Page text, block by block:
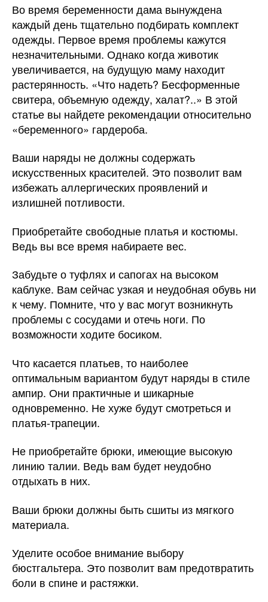
Во время беременности дама вынуждена
каждый день тщательно подбирать комплект
одежды. Первое время проблемы кажутся
незначительными. Однако когда животик
увеличивается, на будущую маму находит
растерянность. «Что надеть? Бесформенные
свитера, объемную одежду, халат?..» В этой
статье вы найдете рекомендации относительно
«беременного» гардероба.
Ваши наряды не должны содержать
искусственных красителей. Это позволит вам
избежать аллергических проявлений и
излишней потливости.
Приобретайте свободные платья и костюмы.
Ведь вы все время набираете вес.
Забудьте о туфлях и сапогах на высоком
каблуке. Вам сейчас узкая и неудобная обувь ни
к чему. Помните, что у вас могут возникнуть
проблемы с сосудами и отечь ноги. По
возможности ходите босиком.
Что касается платьев, то наиболее
оптимальным вариантом будут наряды в стиле
ампир. Они практичные и шикарные
одновременно. Не хуже будут смотреться и
платья-трапеции.
Не приобретайте брюки, имеющие высокую
линию талии. Ведь вам будет неудобно
отдыхать в них.
Ваши брюки должны быть сшиты из мягкого
материала.
Уделите особое внимание выбору
бюстгальтера. Это позволит вам предотвратить
боли в спине и растяжки.